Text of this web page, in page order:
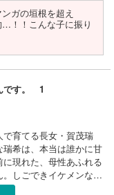
ガの垣根を超え
！！こんな子に振り
です。 1
育てる長女・賀茂瑞
希は、本当は誰かに甘
現れた、母性あふれる
しごできイケメンなの
に満ちた真野さんに、